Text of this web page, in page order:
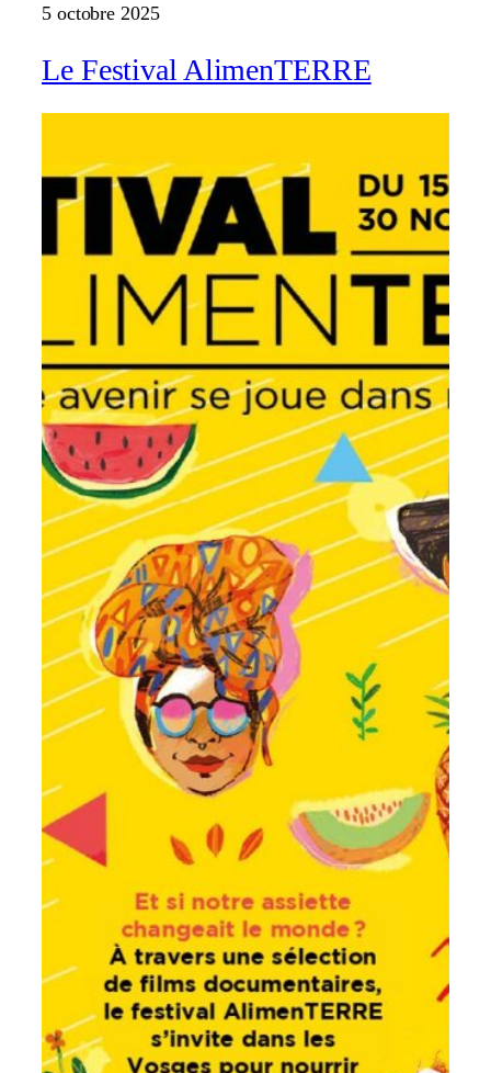
5 octobre 2025
Le Festival AlimenTERRE